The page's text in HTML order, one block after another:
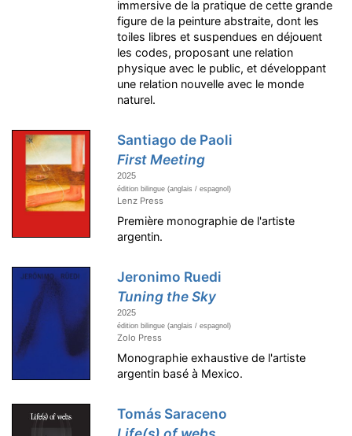
immersive de la pratique de cette grande
figure de la peinture abstraite, dont les
toiles libres et suspendues en déjouent
les codes, proposant une relation
physique avec le public, et développant
une relation nouvelle avec le monde
naturel.
Santiago de Paoli
First Meeting
2025
édition bilingue (anglais / espagnol)
Lenz Press
Première monographie de l'artiste
argentin.
Jeronimo Ruedi
Tuning the Sky
2025
édition bilingue (anglais / espagnol)
Zolo Press
Monographie exhaustive de l'artiste
argentin basé à Mexico.
Tomás Saraceno